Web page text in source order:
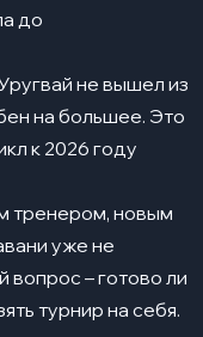
до
не вышел из
на большее. Это
к 2026 году
тренером, новым
уже не
– готово ли
турнир на себя.